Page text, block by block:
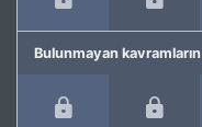
Bulunmayan